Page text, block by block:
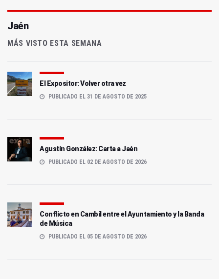
Jaén
MÁS VISTO ESTA SEMANA
El Expositor: Volver otra vez
PUBLICADO EL 31 DE AGOSTO DE 2025
Agustín González: Carta a Jaén
PUBLICADO EL 02 DE AGOSTO DE 2026
Conflicto en Cambil entre el Ayuntamiento y la Banda
de Música
PUBLICADO EL 05 DE AGOSTO DE 2026